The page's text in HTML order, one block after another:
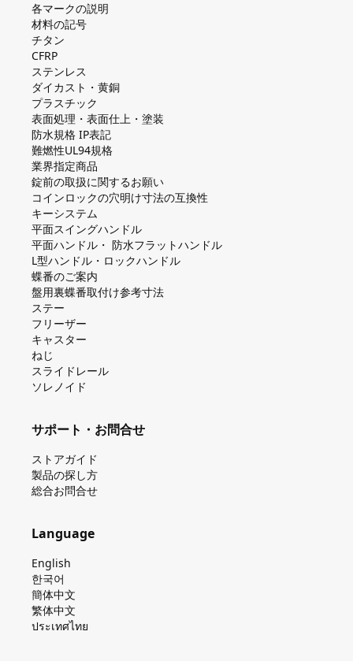
各マークの説明
材料の記号
チタン
CFRP
ステンレス
ダイカスト・⻩銅
プラスチック
表面処理・表面仕上・塗装
防⽔規格 IP表記
難燃性UL94規格
業界指定商品
錠前の取扱に関するお願い
コインロックの⽳明け⼨法の互換性
キーシステム
平⾯スイングハンドル
平⾯ハンドル・ 防⽔フラットハンドル
L型ハンドル・ロックハンドル
蝶番のご案内
盤⽤裏蝶番取付け参考⼨法
ステー
フリーザー
キャスター
ねじ
スライドレール
ソレノイド
サポート・お問合せ
ストアガイド
製品の探し⽅
総合お問合せ
Language
English
한국어
簡体中文
繁体中文
ประเทศไทย